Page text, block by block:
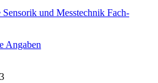
und Messtechnik Fach-
Angaben